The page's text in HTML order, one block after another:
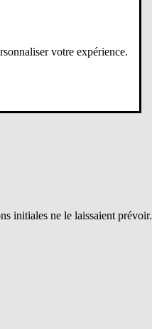
de la période électorale.
initiales ne le laissaient prévoir.
votre expérience.